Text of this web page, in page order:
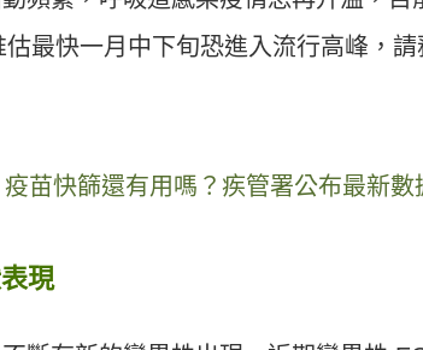
最快一月中下旬恐進入流行高峰，請
苗快篩還有用嗎？疾管署公布最新數
現